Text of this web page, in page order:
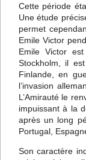
Cette période
Une étude
permet
Emile Victor
Emile Victor
Stockholm, il
Finlande, en
l’invasion
L’Amirauté le
impuissant à la
après un long
Portugal,
Son caractère